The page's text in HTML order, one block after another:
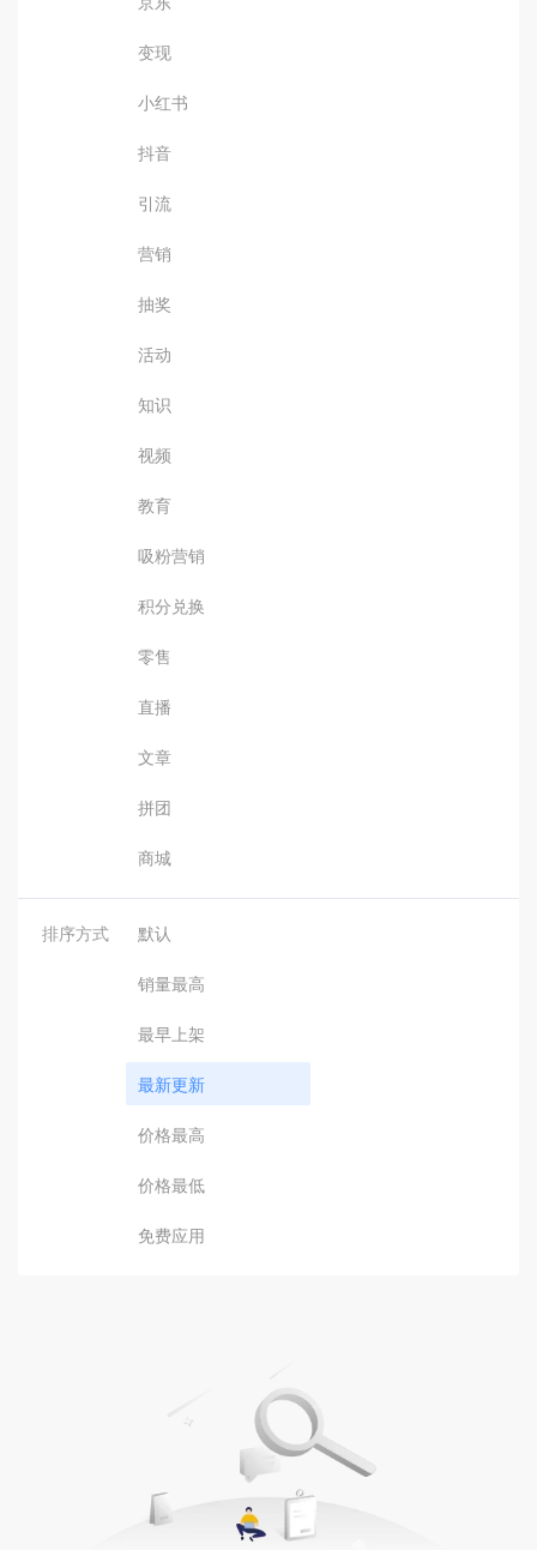
变现
小红书
抖音
引流
营销
抽奖
活动
知识
视频
教育
吸粉营销
积分兑换
零售
直播
文章
拼团
商城
排序方式 默认
销量最高
最早上架
最新更新
价格最高
价格最低
免费应用